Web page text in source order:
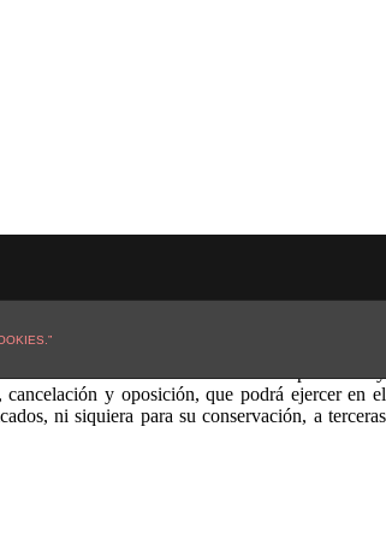
informado y presta su consentimiento a la
la finalidad de informarle sobre los productos y
y oposición, que podrá ejercer en el
ni siquiera para su conservación, a terceras